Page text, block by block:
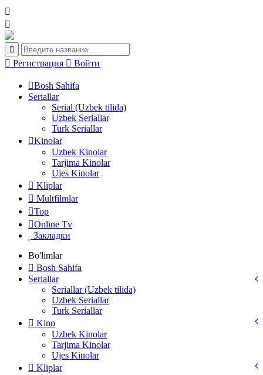
Регистрация Войти
Bosh Sahifa
Seriallar
Serial (Uzbek tilida)
Uzbek Seriallar
Turk Seriallar
Kinolar
Uzbek Kinolar
Tarjima Kinolar
Ujes Kinolar
Kliplar
Multfilmlar
Top
Online Tv
Закладки
Bo'limlar
Bosh Sahifa
Seriallar
Seriallar (Uzbek tilida)
Uzbek Seriallar
Turk Seriallar
Kino
Uzbek Kinolar
Tarjima Kinolar
Ujes Kinolar
Kliplar